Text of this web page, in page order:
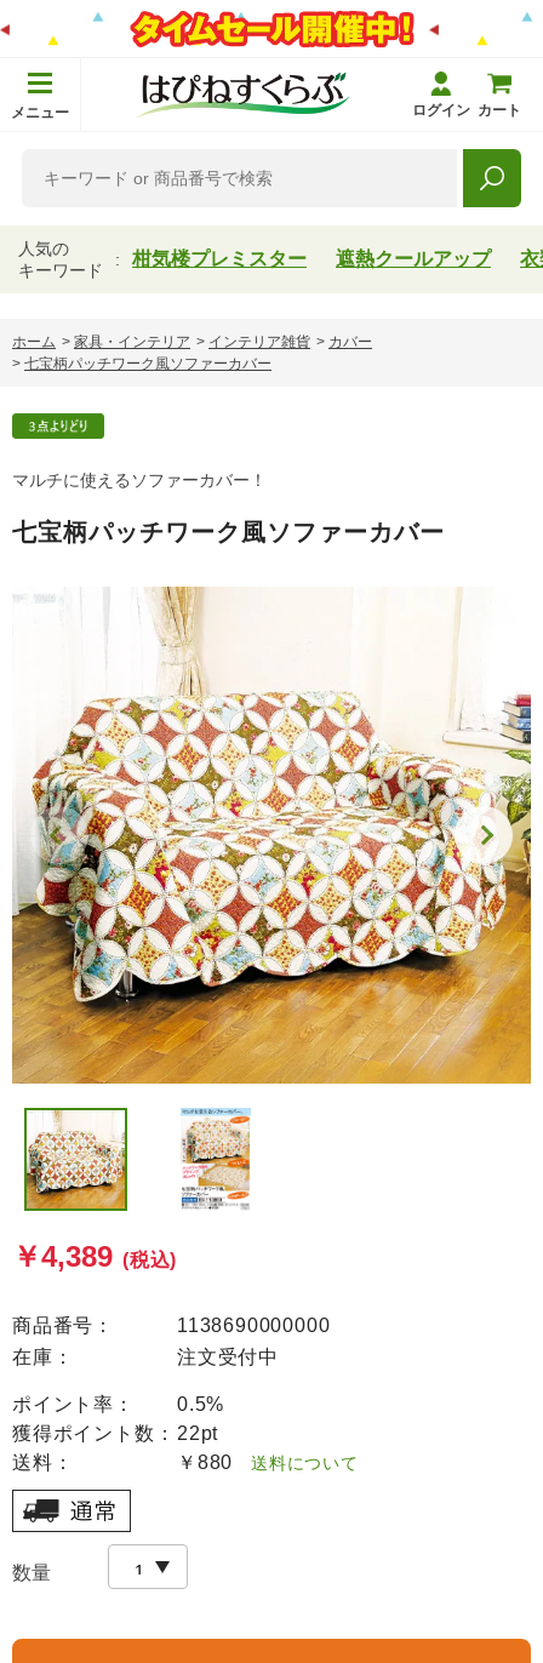
メニュー ログイン カート
人気の
キーワード
柑気楼プレミスター 遮熱クールアップ 衣
ホーム > 家具・インテリア > インテリア雑貨 > カバー
> 七宝柄パッチワーク風ソファーカバー
マルチに使えるソファーカバー！
七宝柄パッチワーク風ソファーカバー
￥4,389 (税込)
商品番号：
1138690000000
在庫：
注文受付中
ポイント率：
0.5%
獲得ポイント数： 22pt
送料：
￥880 送料について
数量